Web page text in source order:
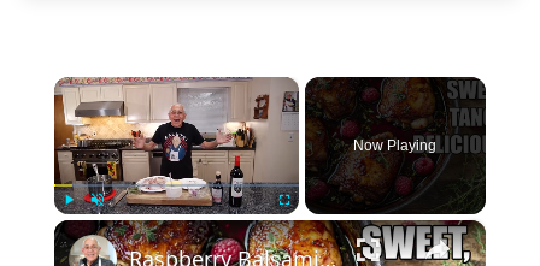
×
Unmute Fullscreen
Now Playing
×
Raspberry Balsamic Chicken Thighs – Sweet, Tangy, and Irresistible!